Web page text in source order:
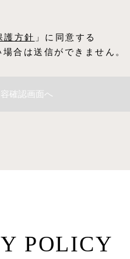
護⽅針 」に同意する
合は送信ができません。
POLICY